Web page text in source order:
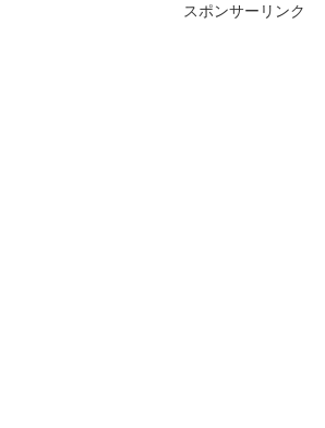
スポンサーリンク